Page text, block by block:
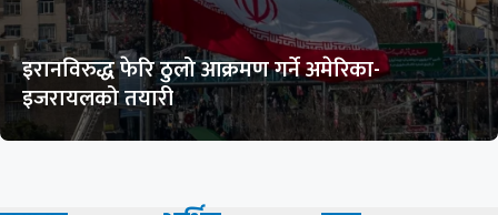
इरानविरुद्ध फेरि ठुलो आक्रमण गर्ने अमेरिका-
इजरायलको तयारी